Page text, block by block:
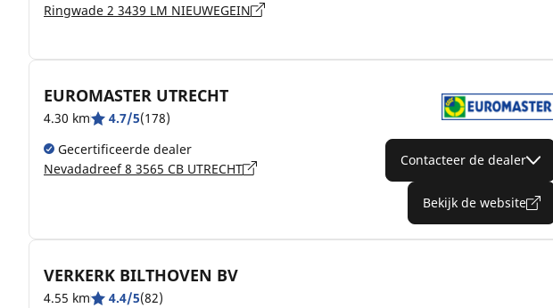
Ringwade 2 3439 LM NIEUWEGEIN
EUROMASTER UTRECHT
4.30 km 4.7/5(178)
Gecertificeerde dealer
Nevadadreef 8 3565 CB UTRECHT
Contacteer de dealer
Bekijk de website
VERKERK BILTHOVEN BV
4.55 km 4.4/5(82)